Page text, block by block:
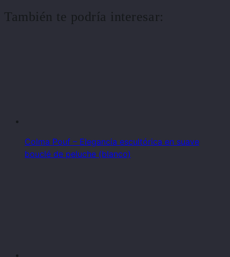
También te podría interesar:
Colma Pouf – Elegancia escultórica en suave
bouclé de peluche (blanco)